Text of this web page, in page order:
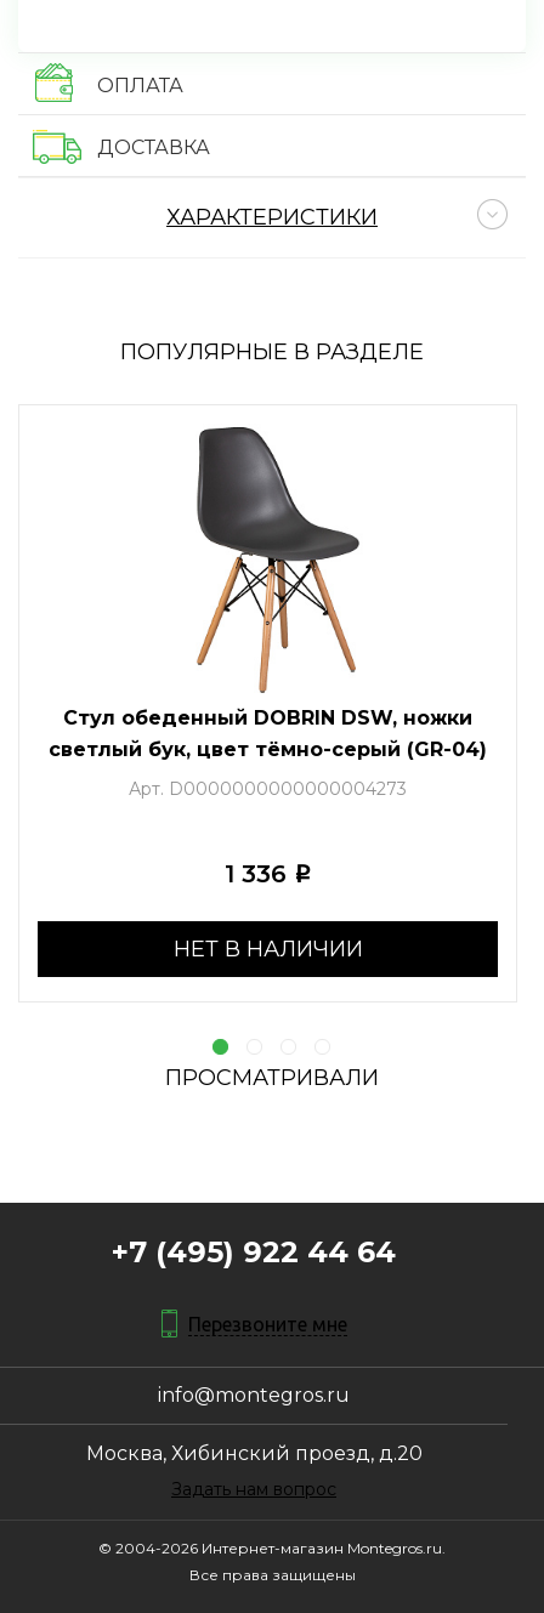
ОПЛАТА
ДОСТАВКА
ХАРАКТЕРИСТИКИ
ПОПУЛЯРНЫЕ В РАЗДЕЛЕ
Стул обеденный DOBRIN DSW, ножки
светлый бук, цвет тёмно-серый (GR-04)
Арт. D0000000000000004273
1 336 i
НЕТ В НАЛИЧИИ
ПРОСМАТРИВАЛИ
+7 (495) 922 44 64
Перезвоните мне
info@montegros.ru
Москва, Хибинский проезд, д.20
Задать нам вопрос
© 2004-2026 Интернет-магазин Montegros.ru.
Все права защищены